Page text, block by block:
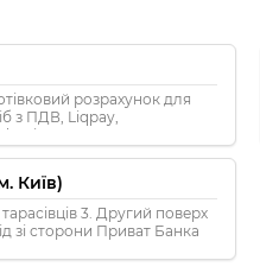
розрахунок для
з ПДВ, Liqpay,
Privat24
Київ)
3. Другий поверх
зі сторони Приват Банка